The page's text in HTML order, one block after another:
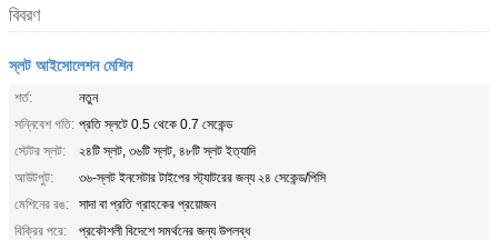
বিবরণ
স্লট আইসোলেশন মেশিন
শর্ত:
নতুন
সন্নিবেশ গতি: প্রতি স্লটে 0.5 থেকে 0.7 সেকেন্ড
স্টেটর স্লট:
২৪টি স্লট, ৩৬টি স্লট, ৪৮টি স্লট ইত্যাদি
আউটপুট:
৩৬-স্লট ইনসেটার টাইপের স্ট্যাটরের জন্য ২৪ সেকেন্ড/পিসি
মেশিনের রঙ:
সাদা বা প্রতি গ্রাহকের প্রয়োজন
বিক্রির পরে:
প্রকৌশলী বিদেশে সমর্থনের জন্য উপলব্ধ